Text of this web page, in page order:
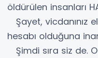
öldürülen insanları
Şayet, vicdanınız
hesabı olduğuna
Şimdi sıra siz de.